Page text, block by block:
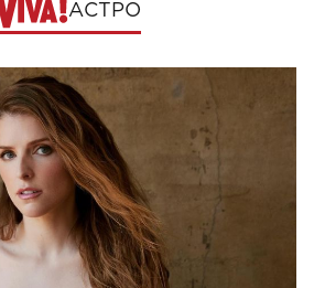
АСТРО